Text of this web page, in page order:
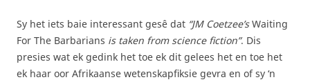
Sy het iets baie interessant gesê dat “JM Coetzee’sWaiting
For The Barbarians is taken from science fiction”. Dis
presies wat ek gedink het toe ek dit gelees het en toe het
ek haar oor Afrikaanse wetenskapfiksie gevra en of sy ‘n